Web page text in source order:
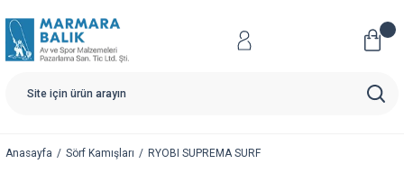
Anasayfa Sörf Kamışları RYOBI SUPREMA SURF